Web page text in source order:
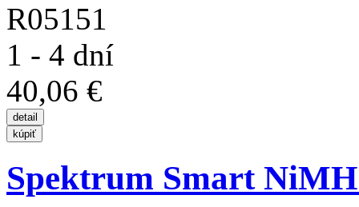
R05151
1 - 4 dní
40,06 €
Spektrum Smart